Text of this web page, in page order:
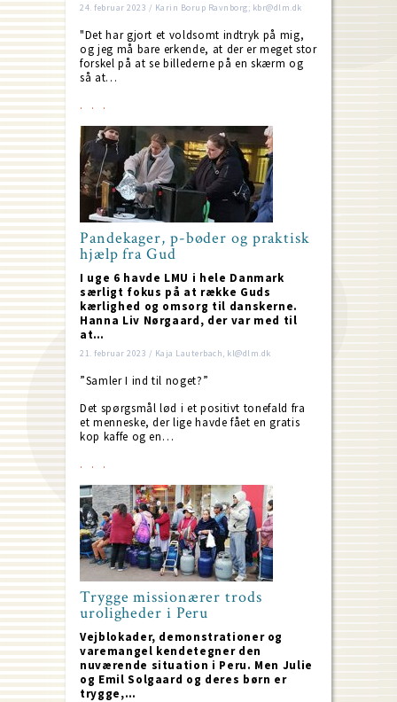
24. februar 2023 / Karin Borup Ravnborg; kbr@dlm.dk
"Det har gjort et voldsomt indtryk på mig,
og jeg må bare erkende, at der er meget stor
forskel på at se billederne på en skærm og
så at…
Pandekager, p-bøder og praktisk
hjælp fra Gud
I uge 6 havde LMU i hele Danmark
særligt fokus på at række Guds
kærlighed og omsorg til danskerne.
Hanna Liv Nørgaard, der var med til
at…
21. februar 2023 / Kaja Lauterbach, kl@dlm.dk
”Samler I ind til noget?”
Det spørgsmål lød i et positivt tonefald fra
et menneske, der lige havde fået en gratis
kop kaffe og en…
Trygge missionærer trods
uroligheder i Peru
Vejblokader, demonstrationer og
varemangel kendetegner den
nuværende situation i Peru. Men Julie
og Emil Solgaard og deres børn er
trygge,…